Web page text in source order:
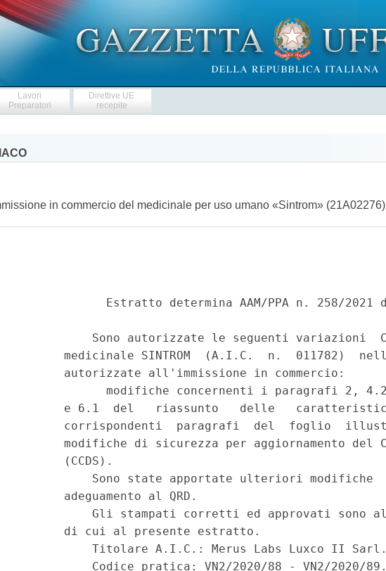
Lavori
Preparatori
Direttive UE
recepite
in commercio del medicinale per uso umano «Sintrom» (21A02276)